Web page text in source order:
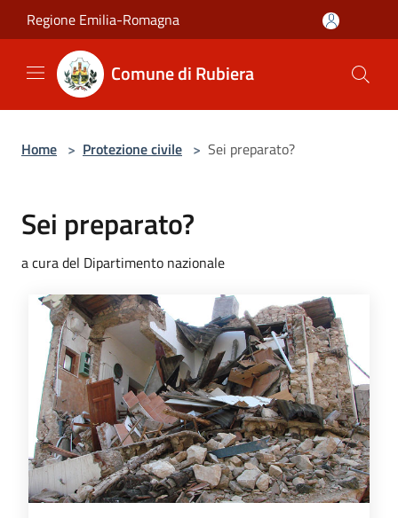
Salta al contenuto principale
Regione Emilia-Romagna
Comune di Rubiera
Home > Protezione civile > Sei preparato?
Sei preparato?
a cura del Dipartimento nazionale